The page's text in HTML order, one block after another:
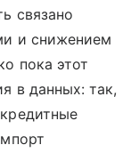
связано
и снижением
пока этот
в данных: так,